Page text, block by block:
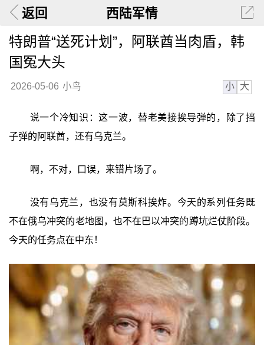
返回 西陆军情
特朗普“送死计划”，阿联酋当肉盾，韩
国冤大头
2026-05-06 小鸟 小 大
说一个冷知识：这一波，替老美接挨导弹的，除了挡
子弹的阿联酋，还有乌克兰。
啊，不对，口误，来错片场了。
没有乌克兰，也没有莫斯科挨炸。今天的系列任务既
不在俄乌冲突的老地图，也不在巴以冲突的蹲坑烂仗阶段。
今天的任务点在中东！